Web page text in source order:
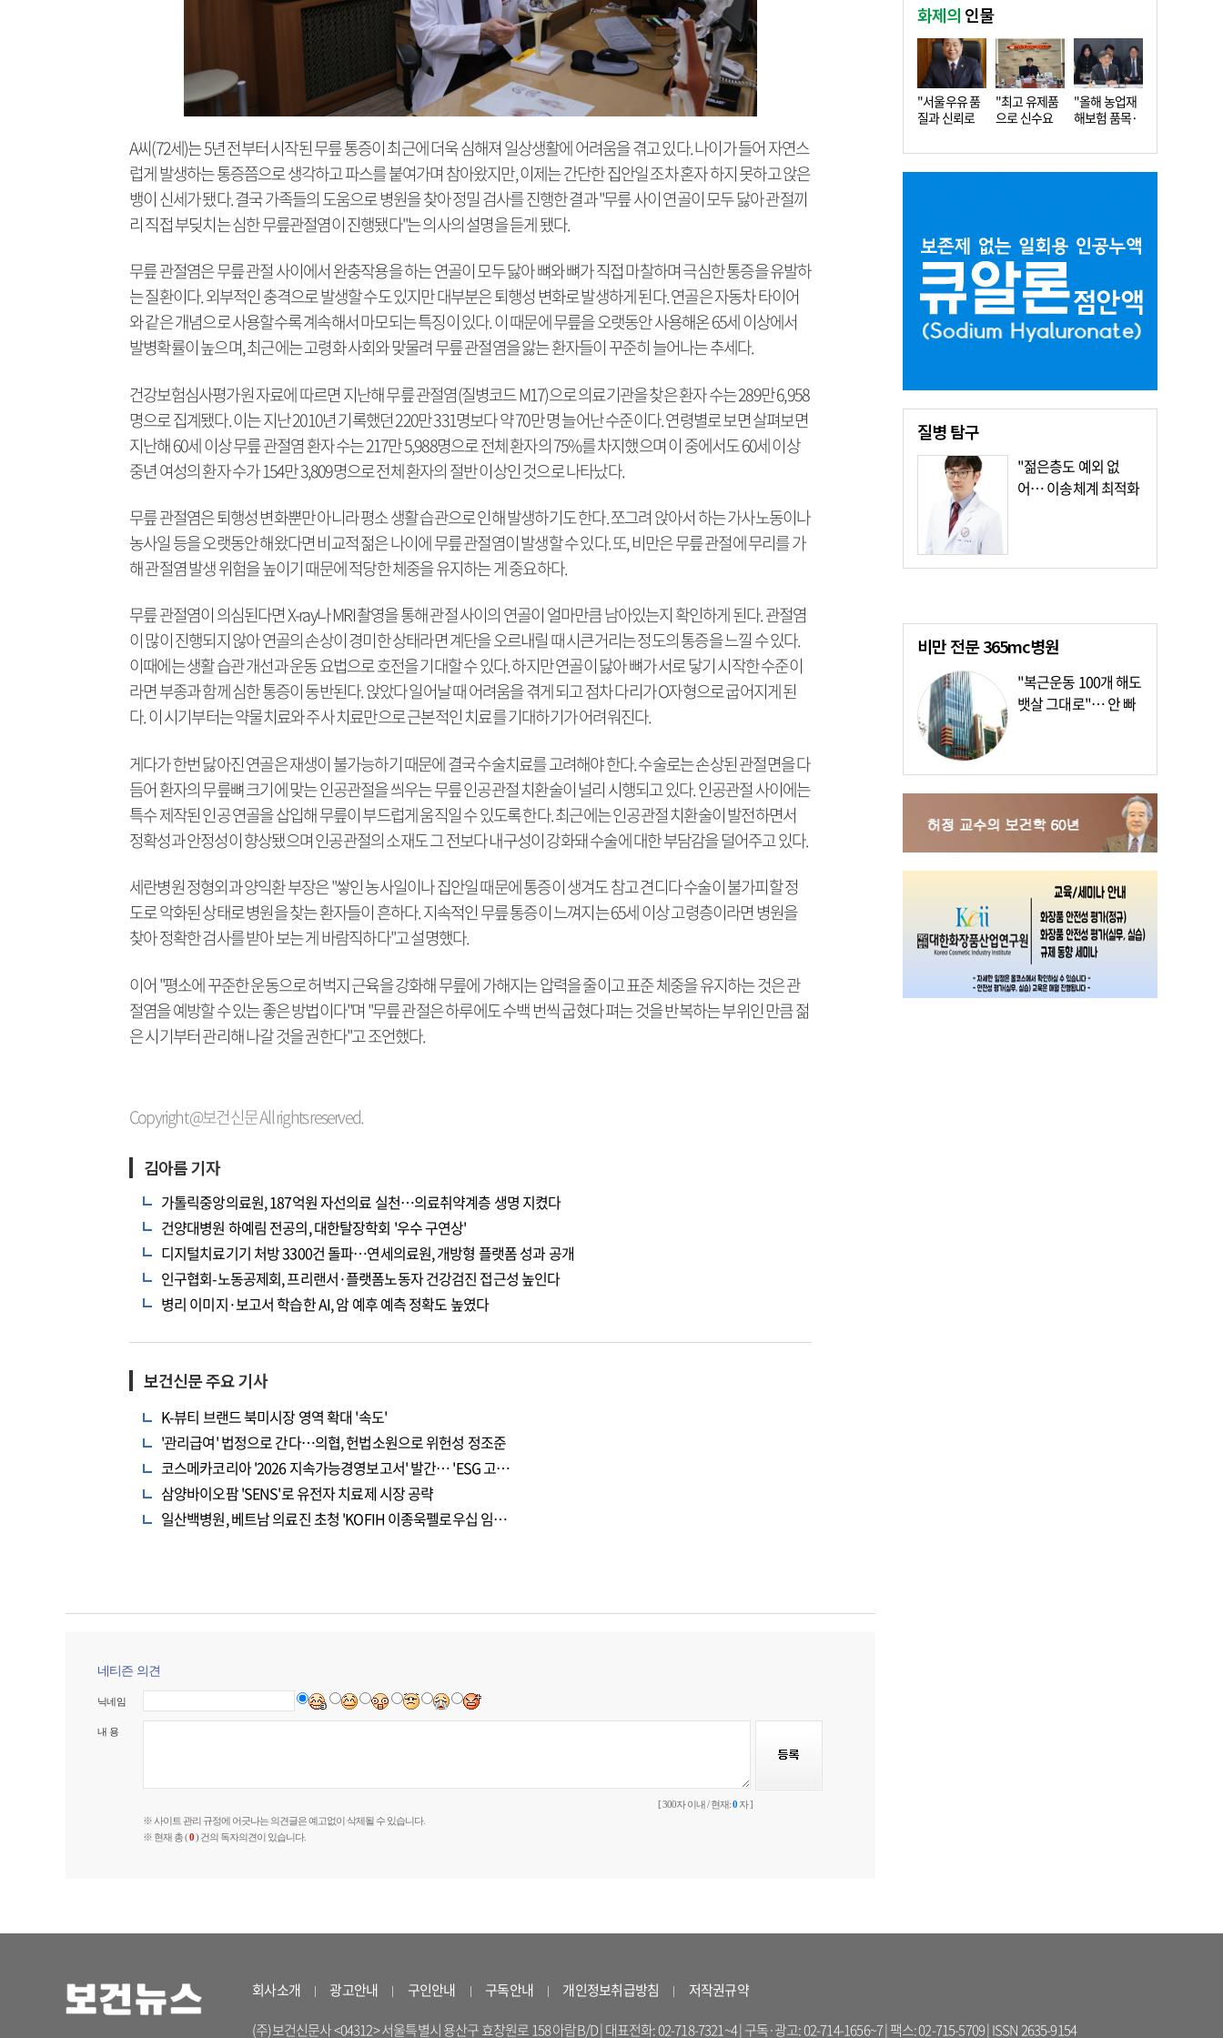
A씨(72세)는 5년 전부터 시작된 무릎 통증이 최근에 더욱 심해져 일상생활에 어려움을 겪고 있다. 나이가 들어 자연스
럽게 발생하는 통증쯤으로 생각하고 파스를 붙여가며 참아왔지만, 이제는 간단한 집안일 조차 혼자 하지 못하고 앉은
뱅이 신세가 됐다. 결국 가족들의 도움으로 병원을 찾아 정밀 검사를 진행한 결과 "무릎 사이 연골이 모두 닳아 관절끼
리 직접 부딪치는 심한 무릎관절염이 진행됐다"는 의사의 설명을 듣게 됐다.
무릎 관절염은 무릎 관절 사이에서 완충작용을 하는 연골이 모두 닳아 뼈와 뼈가 직접 마찰하며 극심한 통증을 유발하
는 질환이다. 외부적인 충격으로 발생할 수도 있지만 대부분은 퇴행성 변화로 발생하게 된다. 연골은 자동차 타이어
와 같은 개념으로 사용할수록 계속해서 마모되는 특징이 있다. 이 때문에 무릎을 오랫동안 사용해온 65세 이상에서
발병확률이 높으며, 최근에는 고령화 사회와 맞물려 무릎 관절염을 앓는 환자들이 꾸준히 늘어나는 추세다.
건강보험심사평가원 자료에 따르면 지난해 무릎 관절염(질병코드 M17)으로 의료기관을 찾은 환자 수는 289만 6,958
명으로 집계됐다. 이는 지난 2010년 기록했던 220만 331명보다 약 70만 명 늘어난 수준이다. 연령별로 보면 살펴보면
지난해 60세 이상 무릎 관절염 환자 수는 217만 5,988명으로 전체 환자의 75%를 차지했으며 이 중에서도 60세 이상
중년 여성의 환자 수가 154만 3,809명으로 전체 환자의 절반 이상인 것으로 나타났다.
무릎 관절염은 퇴행성 변화뿐만 아니라 평소 생활 습관으로 인해 발생하기도 한다. 쪼그려 앉아서 하는 가사노동이나
농사일 등을 오랫동안 해왔다면 비교적 젊은 나이에 무릎 관절염이 발생할 수 있다. 또, 비만은 무릎 관절에 무리를 가
해 관절염 발생 위험을 높이기 때문에 적당한 체중을 유지하는 게 중요하다.
무릎 관절염이 의심된다면 X-ray나 MRI 촬영을 통해 관절 사이의 연골이 얼마만큼 남아있는지 확인하게 된다. 관절염
이 많이 진행되지 않아 연골의 손상이 경미한 상태라면 계단을 오르내릴 때 시큰거리는 정도의 통증을 느낄 수 있다.
이때에는 생활 습관 개선과 운동 요법으로 호전을 기대할 수 있다. 하지만 연골이 닳아 뼈가 서로 닿기 시작한 수준이
라면 부종과 함께 심한 통증이 동반된다. 앉았다 일어날 때 어려움을 겪게 되고 점차 다리가 O자형으로 굽어지게 된
다. 이 시기부터는 약물치료와 주사 치료만으로 근본적인 치료를 기대하기가 어려워진다.
게다가 한번 닳아진 연골은 재생이 불가능하기 때문에 결국 수술치료를 고려해야 한다. 수술로는 손상된 관절면을 다
듬어 환자의 무릎뼈 크기에 맞는 인공관절을 씌우는 무릎 인공관절 치환술이 널리 시행되고 있다. 인공관절 사이에는
특수 제작된 인공 연골을 삽입해 무릎이 부드럽게 움직일 수 있도록 한다. 최근에는 인공관절 치환술이 발전하면서
정확성과 안정성이 향상됐으며 인공관절의 소재도 그 전보다 내구성이 강화돼 수술에 대한 부담감을 덜어주고 있다.
세란병원 정형외과 양익환 부장은 "쌓인 농사일이나 집안일 때문에 통증이 생겨도 참고 견디다 수술이 불가피할 정
도로 악화된 상태로 병원을 찾는 환자들이 흔하다. 지속적인 무릎 통증이 느껴지는 65세 이상 고령층이라면 병원을
찾아 정확한 검사를 받아 보는 게 바람직하다"고 설명했다.
이어 "평소에 꾸준한 운동으로 허벅지 근육을 강화해 무릎에 가해지는 압력을 줄이고 표준 체중을 유지하는 것은 관
절염을 예방할 수 있는 좋은 방법이다"며 "무릎 관절은 하루에도 수백 번씩 굽혔다 펴는 것을 반복하는 부위인 만큼 젊
은 시기부터 관리해 나갈 것을 권한다"고 조언했다.
Copyright @보건신문 All rights reserved.
김아름 기자
가톨릭중앙의료원, 187억원 자선의료 실천…의료취약계층 생명 지켰다
건양대병원 하예림 전공의, 대한탈장학회 '우수 구연상'
디지털치료기기 처방 3300건 돌파…연세의료원, 개방형 플랫폼 성과 공개
인구협회-노동공제회, 프리랜서·플랫폼노동자 건강검진 접근성 높인다
병리 이미지·보고서 학습한 AI, 암 예후 예측 정확도 높였다
보건신문 주요 기사
K-뷰티 브랜드 북미시장 영역 확대 '속도'
'관리급여' 법정으로 간다…의협, 헌법소원으로 위헌성 정조준
코스메카코리아 '2026 지속가능경영보고서' 발간… 'ESG 고…
삼양바이오팜 'SENS'로 유전자 치료제 시장 공략
일산백병원, 베트남 의료진 초청 'KOFIH 이종욱펠로우십 임…
네티즌 의견
닉네임
내 용
[ 300자 이내 / 현재:0 자 ]
※ 사이트 관리 규정에 어긋나는 의견글은 예고없이 삭제될 수 있습니다.
※ 현재 총 (0) 건의 독자의견이 있습니다.
화제의 인물
"서울우유 품
질과 신뢰로
"최고 유제품
으로 신수요
"올해 농업재
해보험 품목·
질병탐구
"젊은층도 예외 없
어… 이송체계 최적화
비만 전문365mc병원
"복근운동 100개 해도
뱃살 그대로"… 안 빠
회사소개 광고안내 구인안내 구독안내 개인정보취급방침
저작권규약
(주)보건신문사 <04312> 서울특별시 용산구 효창원로 158 아람B/D | 대표전화: 02-718-7321~4 | 구독·광고: 02-714-1656~7 | 팩스: 02-715-5709 | ISSN 2635-9154